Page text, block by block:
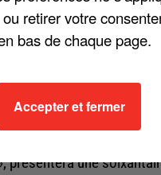
Ainsi, si certains ont
d'art, qui a profité du
exposées au Musée
présentera une
retirer votre
bas de chaque page.
Accepter et fermer